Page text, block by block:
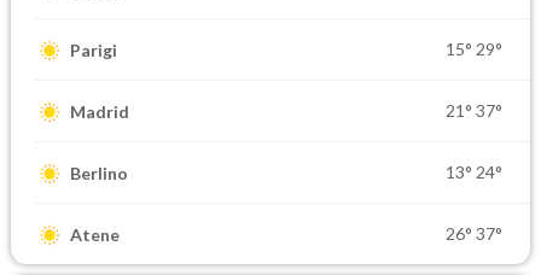
Parigi 15° 29°
Madrid 21° 37°
Berlino 13° 24°
Atene 26° 37°